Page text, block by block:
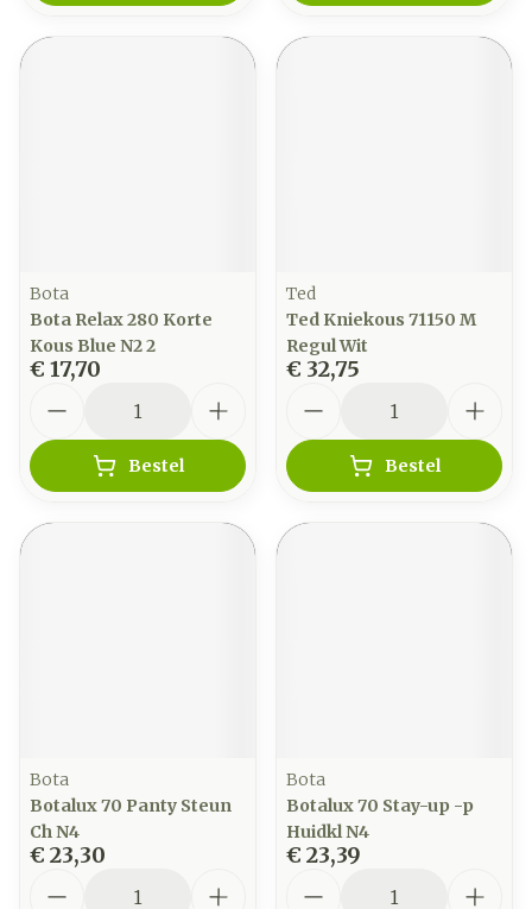
Bota
Bota Relax 280 Korte
Kous Blue N2 2
€ 17,70
Bestel
Ted
Ted Kniekous 71150 M
Regul Wit
€ 32,75
Bestel
Bota
Botalux 70 Panty Steun
Ch N4
€ 23,30
Bota
Botalux 70 Stay-up -p
Huidkl N4
€ 23,39